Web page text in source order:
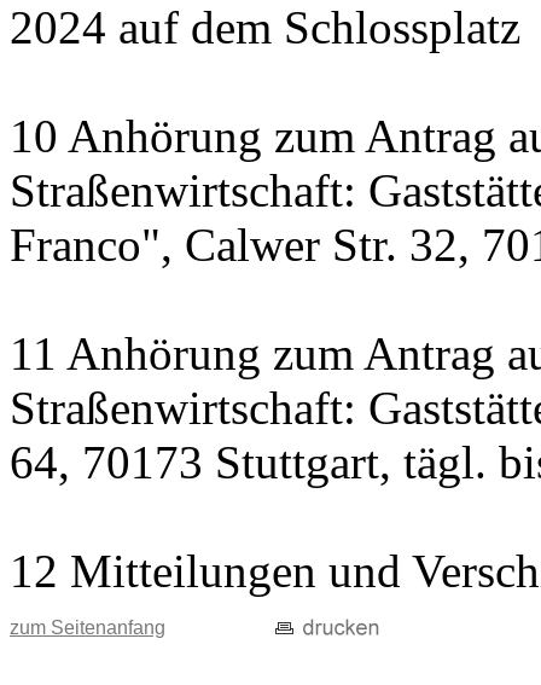
2024 auf dem Schlossplatz
10 Anhörung zum Antrag
Straßenwirtschaft:
Franco", Calwer Str. 32,
11 Anhörung zum Antrag
Straßenwirtschaft:
64, 70173 Stuttgart, tägl.
12 Mitteilungen und
zum Seitenanfang